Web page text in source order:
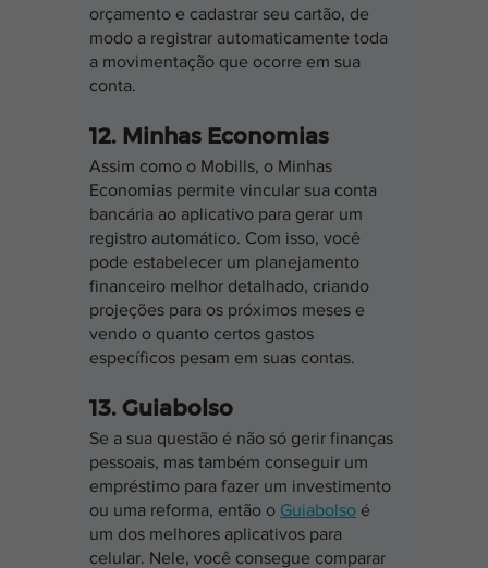
orçamento e cadastrar seu cartão, de
modo a registrar automaticamente toda
a movimentação que ocorre em sua
conta.
12. Minhas Economias
Assim como o Mobills, o Minhas
Economias permite vincular sua conta
bancária ao aplicativo para gerar um
registro automático. Com isso, você
pode estabelecer um planejamento
financeiro melhor detalhado, criando
projeções para os próximos meses e
vendo o quanto certos gastos
específicos pesam em suas contas.
13. Guiabolso
Se a sua questão é não só gerir finanças
pessoais, mas também conseguir um
empréstimo para fazer um investimento
ou uma reforma, então o Guiabolso é
um dos melhores aplicativos para
celular. Nele, você consegue comparar